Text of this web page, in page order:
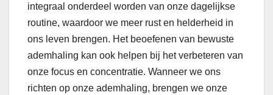
integraal onderdeel worden van onze dagelijkse
routine, waardoor we meer rust en helderheid in
ons leven brengen. Het beoefenen van bewuste
ademhaling kan ook helpen bij het verbeteren van
onze focus en concentratie. Wanneer we ons
richten op onze ademhaling, brengen we onze